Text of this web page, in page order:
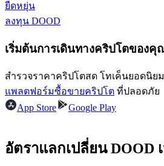
ยืดหยุ่น
ลงทุน DOOD
เริ่มต้นการเดินทางคริปโตของ
สำรวจราคาคริปโตสด โทเค็นยอดนิ
แพลตฟอร์มซื้อขายคริปโต ที่ปลอดภัย
App Store
Google Play
อัตราแลกเปลี่ยน DOOD